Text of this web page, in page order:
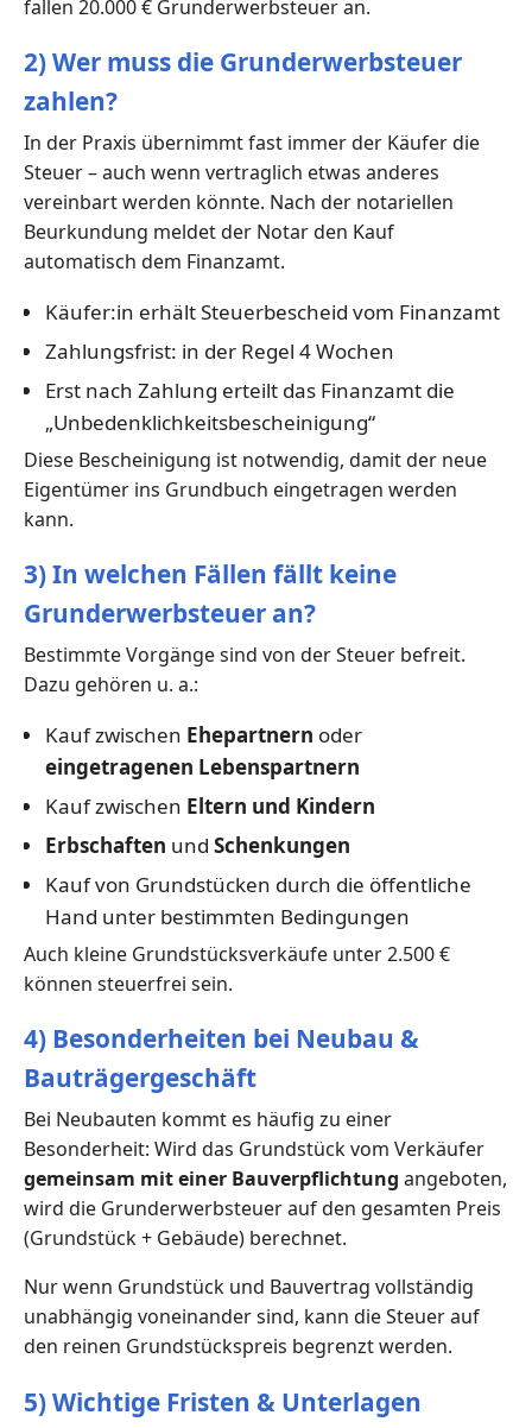
fallen 20.000 € Grunderwerbsteuer an.
2) Wer muss die Grunderwerbsteuer
zahlen?
In der Praxis übernimmt fast immer der Käufer die
Steuer – auch wenn vertraglich etwas anderes
vereinbart werden könnte. Nach der notariellen
Beurkundung meldet der Notar den Kauf
automatisch dem Finanzamt.
Käufer:in erhält Steuerbescheid vom Finanzamt
Zahlungsfrist: in der Regel 4 Wochen
Erst nach Zahlung erteilt das Finanzamt die
„Unbedenklichkeitsbescheinigung“
Diese Bescheinigung ist notwendig, damit der neue
Eigentümer ins Grundbuch eingetragen werden
kann.
3) In welchen Fällen fällt keine
Grunderwerbsteuer an?
Bestimmte Vorgänge sind von der Steuer befreit.
Dazu gehören u. a.:
Kauf zwischen Ehepartnern oder
eingetragenen Lebenspartnern
Kauf zwischen Eltern und Kindern
Erbschaften und Schenkungen
Kauf von Grundstücken durch die öffentliche
Hand unter bestimmten Bedingungen
Auch kleine Grundstücksverkäufe unter 2.500 €
können steuerfrei sein.
4) Besonderheiten bei Neubau &
Bauträgergeschäft
Bei Neubauten kommt es häufig zu einer
Besonderheit: Wird das Grundstück vom Verkäufer
gemeinsam mit einer Bauverpflichtung angeboten,
wird die Grunderwerbsteuer auf den gesamten Preis
(Grundstück + Gebäude) berechnet.
Nur wenn Grundstück und Bauvertrag vollständig
unabhängig voneinander sind, kann die Steuer auf
den reinen Grundstückspreis begrenzt werden.
5) Wichtige Fristen & Unterlagen